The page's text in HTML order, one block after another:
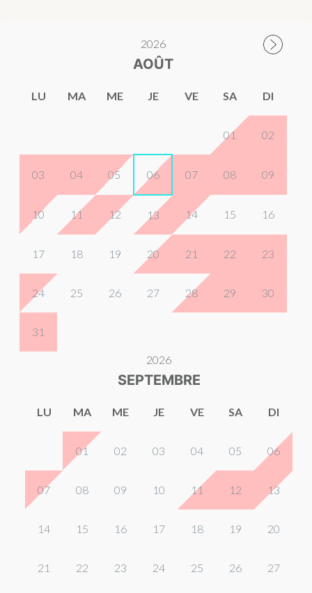
2026
AOÛT
LU MA ME JE VE SA DI
01 02
03 04 05 06 07 08 09
10 11 12 13 14 15 16
17 18 19 20 21 22 23
24 25 26 27 28 29 30
31
2026
SEPTEMBRE
LU MA ME JE VE SA DI
01 02 03 04 05 06
07 08 09 10 11 12 13
14 15 16 17 18 19 20
21 22 23 24 25 26 27